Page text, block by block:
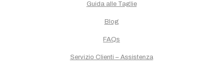
Guida alle Taglie
Blog
FAQs
Servizio Clienti – Assistenza